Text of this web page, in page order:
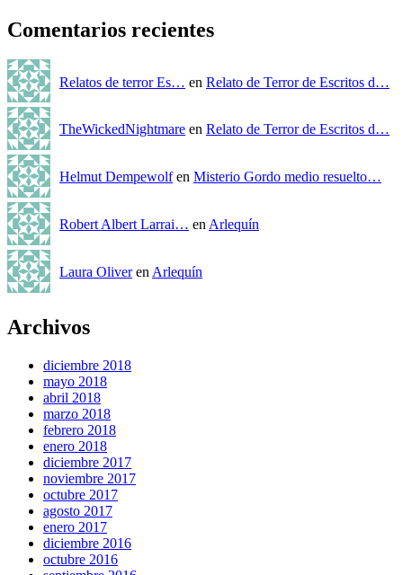
Comentarios recientes
Relatos de terror Es… en Relato de Terror de Escritos d…
TheWickedNightmare en Relato de Terror de Escritos d…
Helmut Dempewolfen Misterio Gordo medio resuelto…
Robert Albert Larrai… enArlequín
Laura OliverenArlequín
Archivos
diciembre 2018
mayo 2018
abril 2018
marzo 2018
febrero 2018
enero 2018
diciembre 2017
noviembre 2017
octubre 2017
agosto 2017
enero 2017
diciembre 2016
octubre 2016